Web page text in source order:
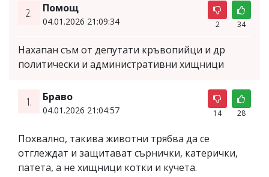
2. Помощ
04.01.2026 21:09:34 2 34
Нахапан съм от депутати кръвопийци и др
политически и административни хищници
1. Браво
04.01.2026 21:04:57 14 28
Похвално, такива животни трябва да се
отглеждат и защитават сърнички, катерички,
патета, а не хищници котки и кучета.